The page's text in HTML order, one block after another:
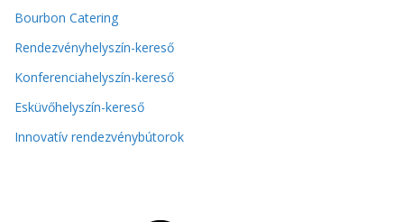
Bourbon Catering
Rendezvényhelyszín-kereső
Konferenciahelyszín-kereső
Esküvőhelyszín-kereső
Innovatív rendezvénybútorok